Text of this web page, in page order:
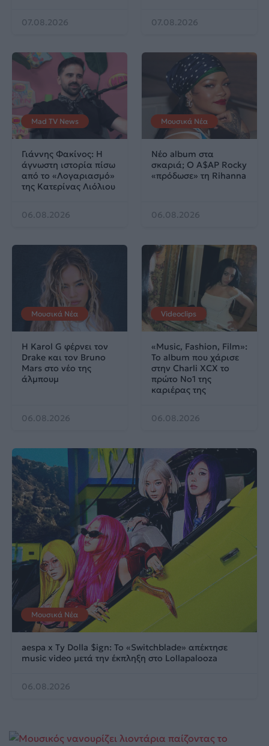
07.08.2026 07.08.2026
Mad TV News
Γιάννης Φακίνος: Η
άγνωστη ιστορία πίσω
από το «Λογαριασμό»
της Κατερίνας Λιόλιου
06.08.2026
Μουσικά Νέα
Νέο album στα
σκαριά; Ο A$AP Rocky
«πρόδωσε» τη Rihanna
06.08.2026
Μουσικά Νέα
Η Karol G φέρνει τον
Drake και τον Bruno
Mars στο νέο της
άλμπουμ
06.08.2026
Videoclips
«Music, Fashion, Film»:
Το album που χάρισε
στην Charli XCX το
πρώτο No1 της
καριέρας της
06.08.2026
Μουσικά Νέα
aespa x Ty Dolla $ign: Το «Switchblade» απέκτησε
music video μετά την έκπληξη στο Lollapalooza
06.08.2026